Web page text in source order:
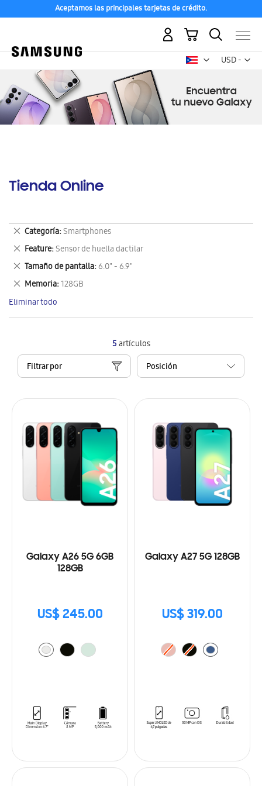
Aceptamos las principales tarjetas de crédito.
USD -
dólar
Mi carrito
Tienda Online
5artículos
Filtrar por
Galaxy A26 5G 6GB
128GB
US$ 245.00
Galaxy A27 5G 128GB
US$ 319.00
Categoría Smartphones
Eliminar
este
artículo
Feature Sensor de huella dactilar
Eliminar
este
artículo
Tamaño de pantalla 6.0" - 6.9"
Eliminar
este
artículo
Memoria 128GB
Eliminar
este
artículo
Eliminar todo